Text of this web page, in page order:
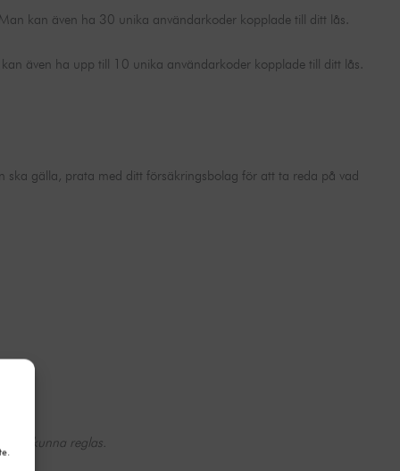
kan även ha 30 unika användarkoder kopplade till ditt lås.
även ha upp till 10 unika användarkoder kopplade till ditt lås.
ska gälla, prata med ditt försäkringsbolag för att ta reda på vad
kunna reglas.